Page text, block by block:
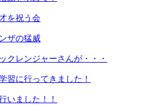
を祝う会
ザの猛威
クレンジャーさんが・・・
習に行ってきました！
いました！！